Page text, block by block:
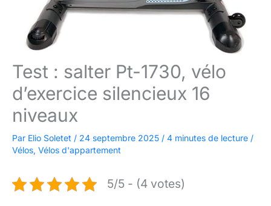
Test : salter Pt-1730, vélo
d’exercice silencieux 16
niveaux
Par Elio Soletet / 24 septembre 2025 / 4 minutes de lecture /
Vélos, Vélos d'appartement
5/5 - (4 votes)